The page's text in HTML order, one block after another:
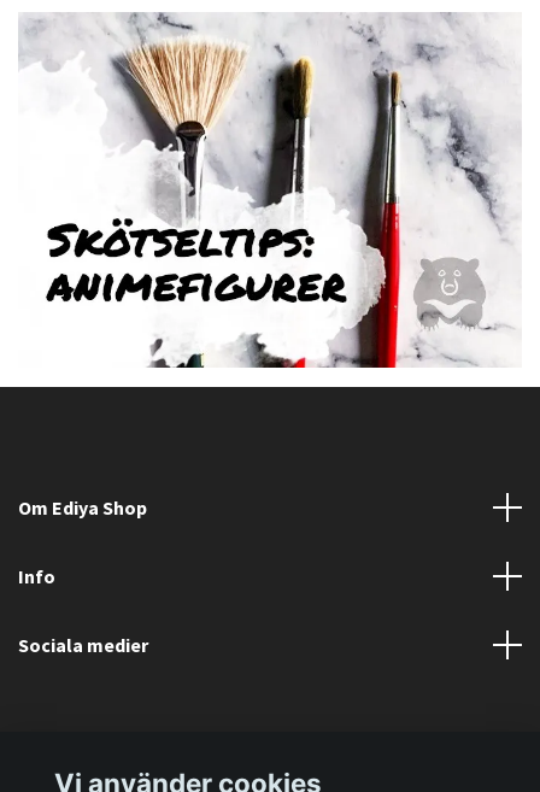
Om Ediya Shop
Info
Sociala medier
Vi använder cookies